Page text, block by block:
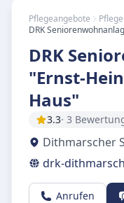
Pflegeangebote
DRK
"Ernst-
Haus"
3.3· 3
Dithmarscher
drk-
Anrufen